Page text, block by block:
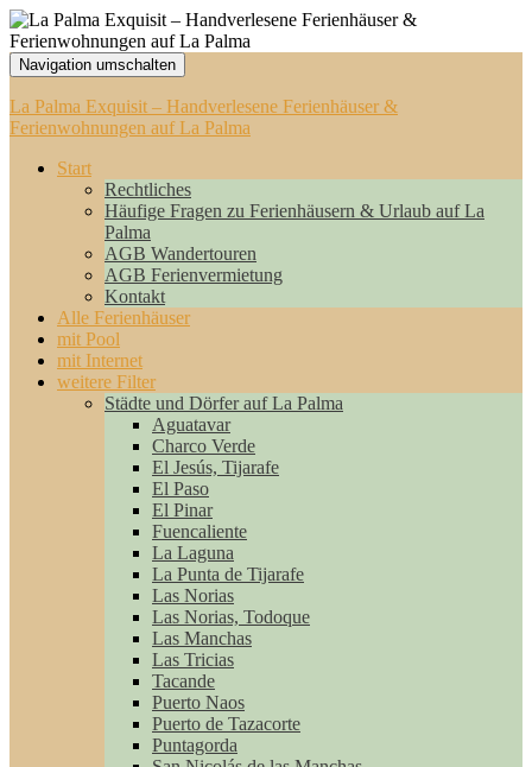
Navigation umschalten
La Palma Exquisit – Handverlesene Ferienhäuser &
Ferienwohnungen auf La Palma
Start
Rechtliches
Häufige Fragen zu Ferienhäusern & Urlaub auf La
Palma
AGB Wandertouren
AGB Ferienvermietung
Kontakt
Alle Ferienhäuser
mit Pool
mit Internet
weitere Filter
Städte und Dörfer auf La Palma
Aguatavar
Charco Verde
El Jesús, Tijarafe
El Paso
El Pinar
Fuencaliente
La Laguna
La Punta de Tijarafe
Las Norias
Las Norias, Todoque
Las Manchas
Las Tricias
Tacande
Puerto Naos
Puerto de Tazacorte
Puntagorda